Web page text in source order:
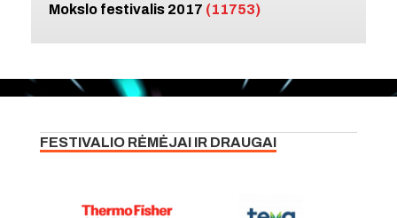
Mokslo festivalis 2017 (11753)
FESTIVALIO RĖMĖJAI IR DRAUGAI